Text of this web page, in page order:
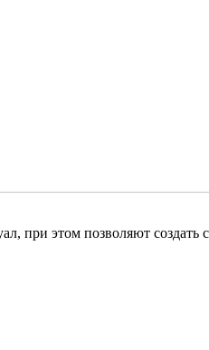
при этом позволяют